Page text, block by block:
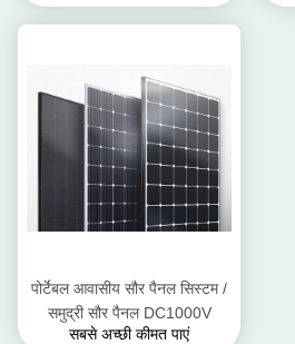
पोर्टेबल आवासीय सौर पैनल सिस्टम /
समुद्री सौर पैनल DC1000V
सबसे अच्छी कीमत पाएं